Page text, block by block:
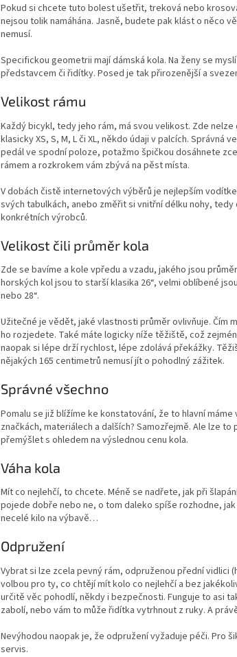
Pokud si chcete tuto bolest ušetřit, treková nebo
nejsou tolik namáhána. Jasně, budete pak klást o něco
nemusí.
Specifickou geometrii mají dámská kola. Na ženy se
představcem či řidítky. Posed je tak přirozenější a
Velikost rámu
Každý bicykl, tedy jeho rám, má svou velikost. Zde
klasicky XS, S, M, L či XL, někdo údaji v palcích.
pedál ve spodní poloze, potažmo špičkou dosáhnete
rámem a rozkrokem vám zbývá na pěst místa.
V dobách čistě internetových výběrů je nejlepším
svých tabulkách, anebo změřit si vnitřní délku nohy,
konkrétních výrobců.
Velikost čili průměr kola
Zde se bavíme a kole vpředu a vzadu, jakého jsou
horských kol jsou to starší klasika 26“, velmi oblíbené
nebo 28“.
Užitečné je vědět, jaké vlastnosti průměr ovlivňuje. Čím
ho rozjedete. Také máte logicky níže těžiště, což
naopak si lépe drží rychlost, lépe zdolává překážky.
nějakých 165 centimetrů nemusí jít o pohodlný zážitek.
Správné všechno
Pomalu se již blížíme ke konstatování, že to hlavní
značkách, materiálech a dalších? Samozřejmě. Ale lze
přemýšlet s ohledem na výslednou cenu kola.
Váha kola
Mít co nejlehčí, to chcete. Méně se nadřete, jak při
pojede dobře nebo ne, o tom daleko spíše rozhodne,
necelé kilo na výbavě…
Odpružení
Vybrat si lze zcela pevný rám, odpruženou přední vidlici
volbou pro ty, co chtějí mít kolo co nejlehčí a bez
určitě věc pohodlí, někdy i bezpečnosti. Funguje to asi
zabolí, nebo vám to může řidítka vytrhnout z ruky. A
Nevýhodou naopak je, že odpružení vyžaduje péči. Pro
servis.